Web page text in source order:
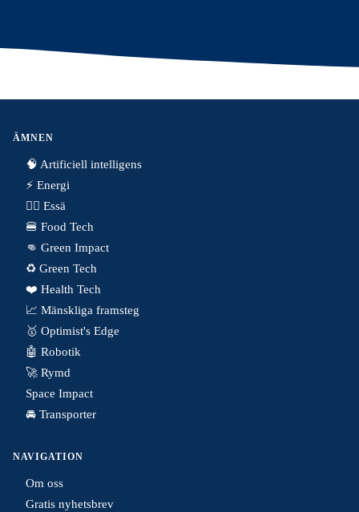
ÄMNEN
🧠 Artificiell intelligens
⚡️ Energi
✍🏼 Essä
🍔 Food Tech
👊 Green Impact
♻️ Green Tech
❤️ Health Tech
📈 Mänskliga framsteg
🥇 Optimist's Edge
🤖 Robotik
🚀 Rymd
Space Impact
🚘 Transporter
NAVIGATION
Om oss
Gratis nyhetsbrev